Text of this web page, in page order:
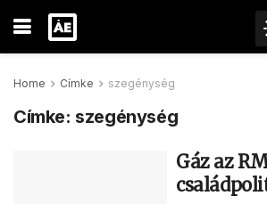
Home Címke szegénység
Címke: szegénység
Gáz az